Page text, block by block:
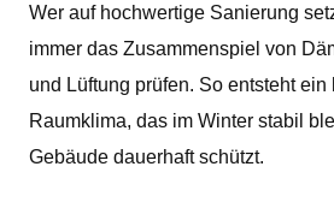
Wer auf hochwertige Sanierung
immer das Zusammenspiel von
und Lüftung prüfen. So entsteht
Raumklima, das im Winter stabil
Gebäude dauerhaft schützt.